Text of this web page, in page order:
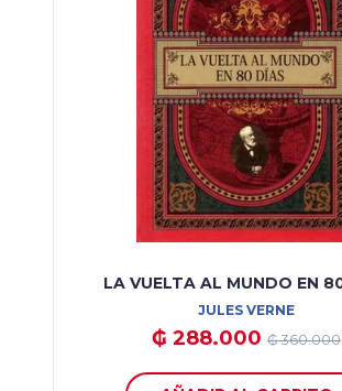
LA VUELTA AL MUNDO EN
JULES VERNE
₲ 288.000 ₲ 360.000